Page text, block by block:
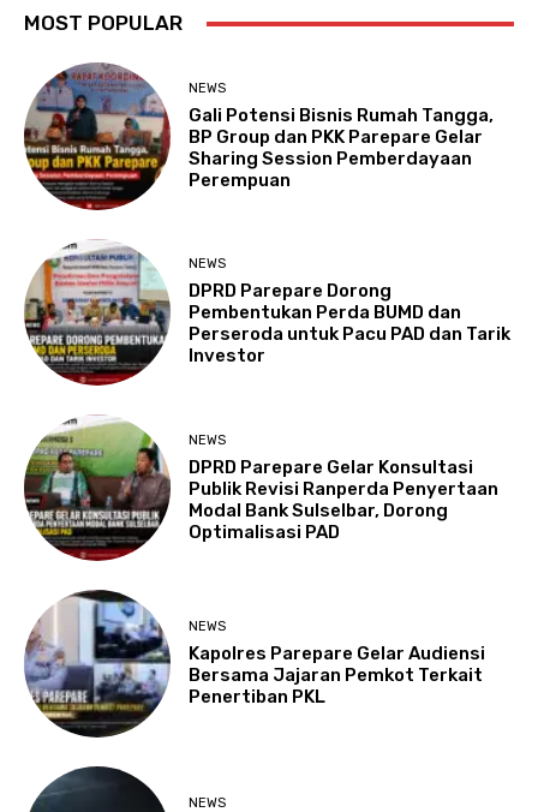
MOST POPULAR
NEWS
Gali Potensi Bisnis Rumah Tangga,
BP Group dan PKK Parepare Gelar
Sharing Session Pemberdayaan
Perempuan
NEWS
DPRD Parepare Dorong
Pembentukan Perda BUMD dan
Perseroda untuk Pacu PAD dan Tarik
Investor
NEWS
DPRD Parepare Gelar Konsultasi
Publik Revisi Ranperda Penyertaan
Modal Bank Sulselbar, Dorong
Optimalisasi PAD
NEWS
Kapolres Parepare Gelar Audiensi
Bersama Jajaran Pemkot Terkait
Penertiban PKL
NEWS